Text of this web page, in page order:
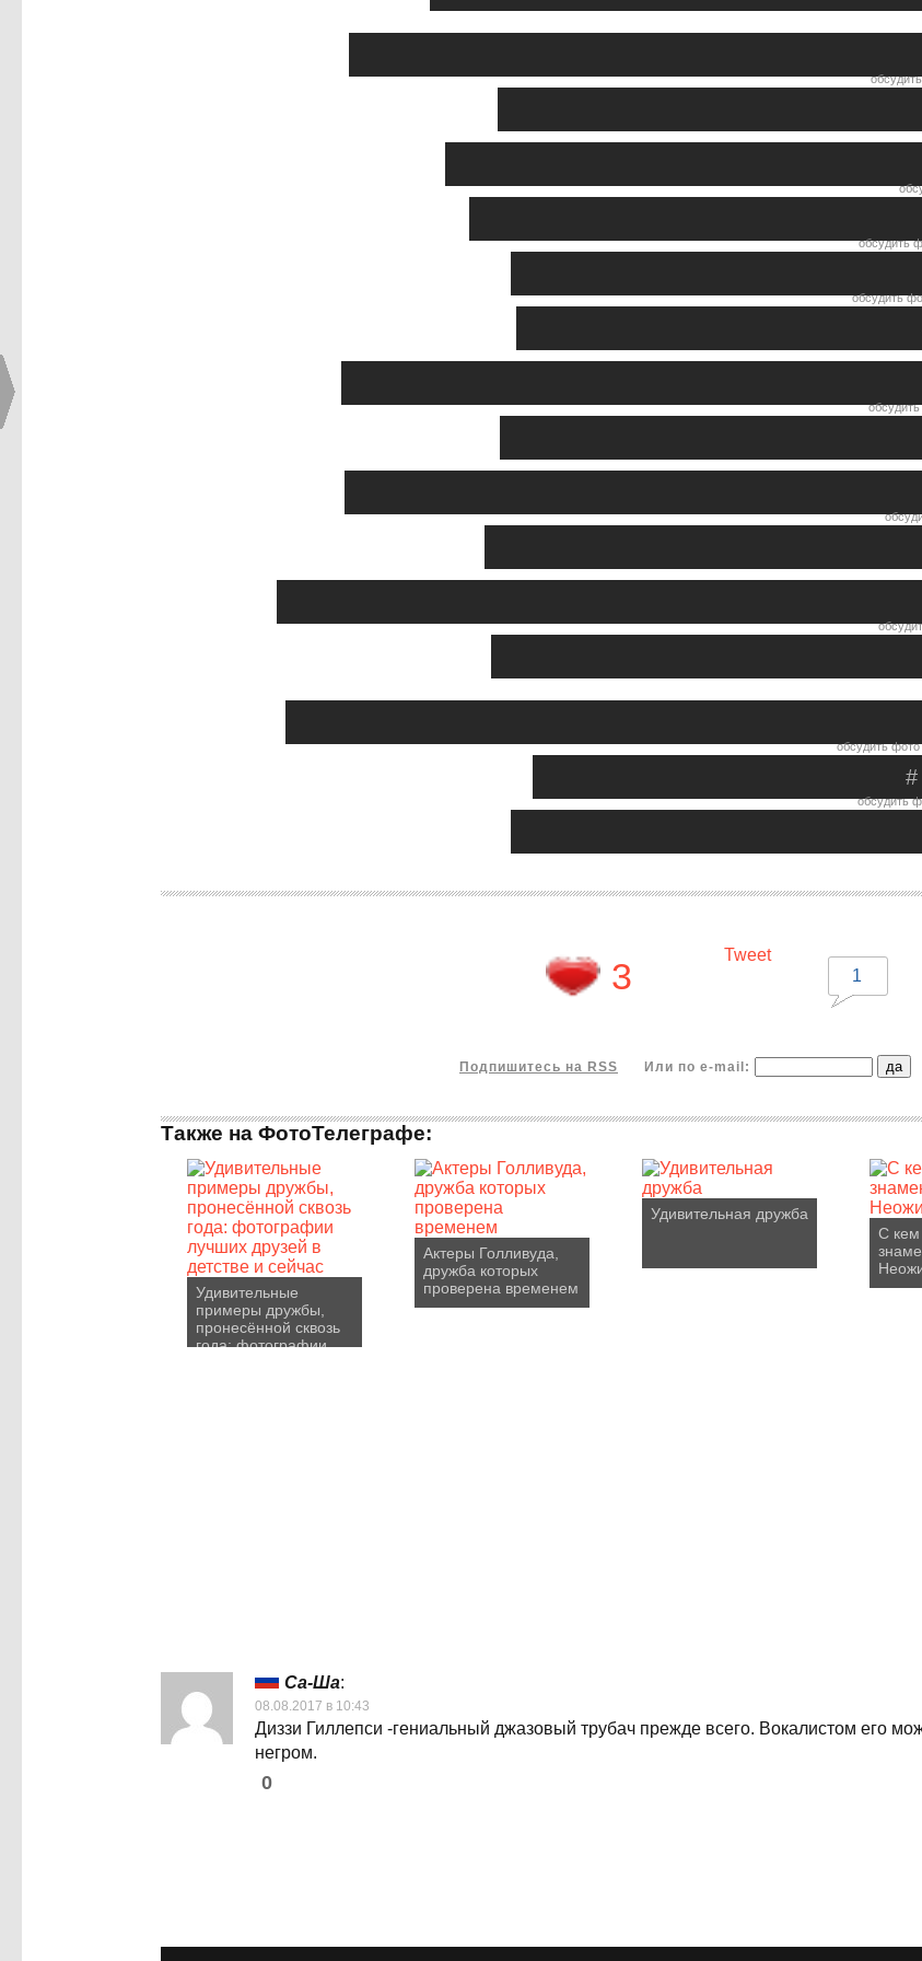
обсудить
обсудить
обсудить фото
#
обсудить
3
Tweet
1
Подпишитесь на RSS Или по e-mail:
Также на ФотоТелеграфе:
Удивительные
примеры дружбы,
пронесённой сквозь
года: фотографии
Актеры Голливуда,
дружба которых
проверена временем
Удивительная дружба
С кем
Са-Ша:
08.08.2017 в 10:43
Диззи Гиллепси -гениальный джазовый трубач прежде всего. Вокалистом его
негром.
0